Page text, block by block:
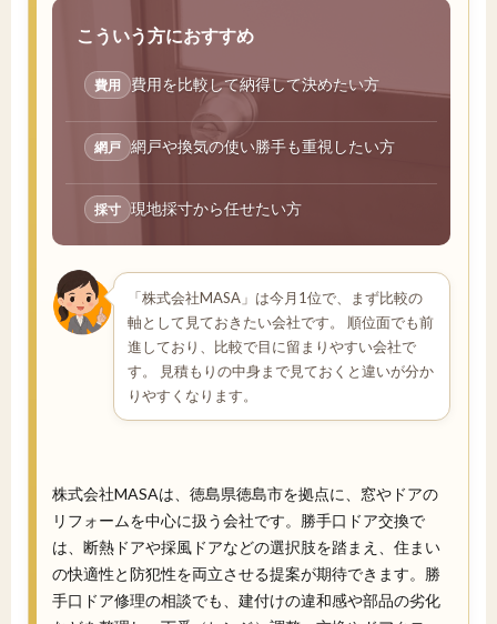
こういう方におすすめ
費用 費用を比較して納得して決めたい方
網戸 網戸や換気の使い勝手も重視したい方
採寸 現地採寸から任せたい方
「株式会社MASA」は今月1位で、まず比較の
軸として見ておきたい会社です。 順位面でも前
進しており、比較で目に留まりやすい会社で
す。 見積もりの中身まで見ておくと違いが分か
りやすくなります。
株式会社MASAは、徳島県徳島市を拠点に、窓やドアの
リフォームを中心に扱う会社です。勝手口ドア交換で
は、断熱ドアや採風ドアなどの選択肢を踏まえ、住まい
の快適性と防犯性を両立させる提案が期待できます。勝
手口ドア修理の相談でも、建付けの違和感や部品の劣化